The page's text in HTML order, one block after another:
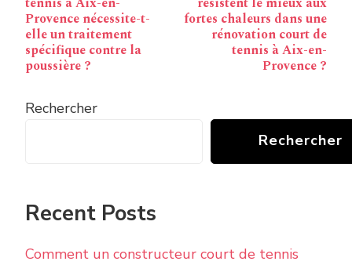
Provence nécessite-t-
elle un traitement
spécifique contre la
poussière ?
fortes chaleurs dans une
rénovation court de
tennis à Aix-en-
Provence ?
Rechercher
Rechercher
Recent Posts
Comment un constructeur court de tennis